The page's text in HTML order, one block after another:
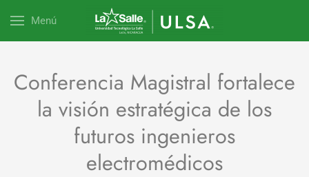
Menú
Conferencia Magistral fortalece
la visión estratégica de los
futuros ingenieros
electromédicos